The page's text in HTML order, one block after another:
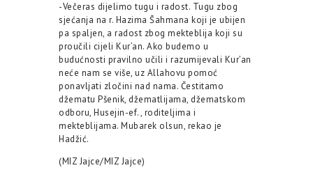
-Večeras dijelimo tugu i radost. Tugu zbog
sjećanja na r. Hazima Šahmana koji je ubijen
pa spaljen, a radost zbog mekteblija koji su
proučili cijeli Kur’an. Ako budemo u
budućnosti pravilno učili i razumijevali Kur’an
neće nam se više, uz Allahovu pomoć
ponavljati zločini nad nama. Čestitamo
džematu Pšenik, džematlijama, džematskom
odboru, Husejin-ef., roditeljima i
mekteblijama. Mubarek olsun, rekao je
Hadžić.
(MIZ Jajce/MIZ Jajce)